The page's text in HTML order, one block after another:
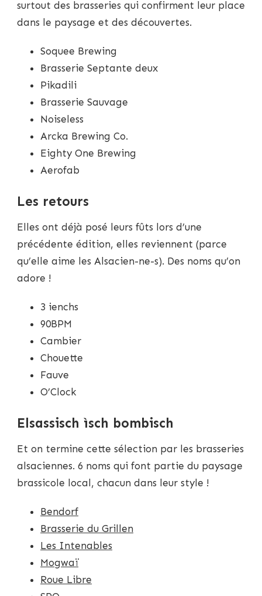
surtout des brasseries qui confirment leur place
dans le paysage et des découvertes.
Soquee Brewing
Brasserie Septante deux
Pikadili
Brasserie Sauvage
Noiseless
Arcka Brewing Co.
Eighty One Brewing
Aerofab
Les retours
Elles ont déjà posé leurs fûts lors d’une
précédente édition, elles reviennent (parce
qu’elle aime les Alsacien-ne-s). Des noms qu’on
adore !
3 ienchs
90BPM
Cambier
Chouette
Fauve
O’Clock
Elsassisch ìsch bombisch
Et on termine cette sélection par les brasseries
alsaciennes. 6 noms qui font partie du paysage
brassicole local, chacun dans leur style !
Bendorf
Brasserie du Grillen
Les Intenables
Mogwaï
Roue Libre